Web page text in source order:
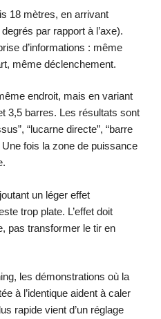
18 mètres, en arrivant
par rapport à l’axe).
d’informations : même
même déclenchement.
endroit, mais en variant
3,5 barres. Les résultats sont
“lucarne directe”, “barre
Une fois la zone de puissance
un léger effet
trop plate. L’effet doit
pas transformer le tir en
les démonstrations où la
à l’identique aident à caler
rapide vient d’un réglage